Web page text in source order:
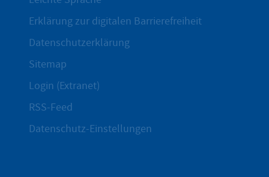
Erklärung zur digitalen Barrierefreiheit
Datenschutzerklärung
Sitemap
Login (Extranet)
RSS-Feed
Datenschutz-Einstellungen